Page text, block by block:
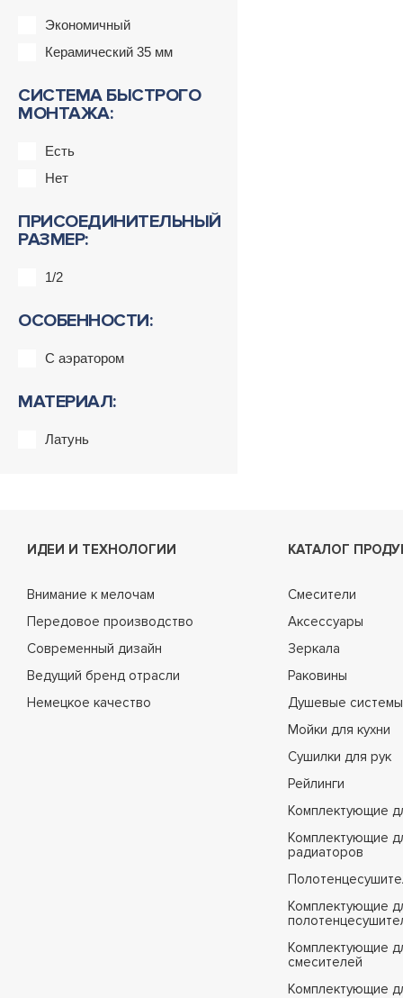
Экономичный
Керамический 35 мм
СИСТЕМА БЫСТРОГО
МОНТАЖА:
Есть
Нет
ПРИСОЕДИНИТЕЛЬНЫЙ
РАЗМЕР:
1/2
ОСОБЕННОСТИ:
С аэратором
МАТЕРИАЛ:
Латунь
ИДЕИ И ТЕХНОЛОГИИ
Внимание к мелочам
Передовое производство
Современный дизайн
Ведущий бренд отрасли
Немецкое качество
КАТАЛОГ
Смесители
Аксессуары
Зеркала
Раковины
Душевые системы
Мойки для кухни
Сушилки для рук
Рейлинги
Комплектующие
Комплектующие
радиаторов
Комплектующие
Комплектующие
смесителей
Комплектующие